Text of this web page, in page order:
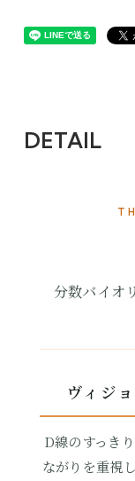
DETAIL
分数バイオ
ヴィジ
D線のすっき
ながりを重視